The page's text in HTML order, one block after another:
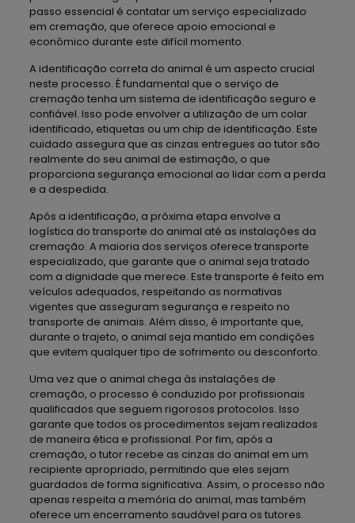
passo essencial é contatar um serviço especializado
em cremação, que oferece apoio emocional e
econômico durante este difícil momento.
A identificação correta do animal é um aspecto crucial
neste processo. É fundamental que o serviço de
cremação tenha um sistema de identificação seguro e
confiável. Isso pode envolver a utilização de um colar
identificado, etiquetas ou um chip de identificação. Este
cuidado assegura que as cinzas entregues ao tutor são
realmente do seu animal de estimação, o que
proporciona segurança emocional ao lidar com a perda
e a despedida.
Após a identificação, a próxima etapa envolve a
logística do transporte do animal até as instalações da
cremação. A maioria dos serviços oferece transporte
especializado, que garante que o animal seja tratado
com a dignidade que merece. Este transporte é feito em
veículos adequados, respeitando as normativas
vigentes que asseguram segurança e respeito no
transporte de animais. Além disso, é importante que,
durante o trajeto, o animal seja mantido em condições
que evitem qualquer tipo de sofrimento ou desconforto.
Uma vez que o animal chega às instalações de
cremação, o processo é conduzido por profissionais
qualificados que seguem rigorosos protocolos. Isso
garante que todos os procedimentos sejam realizados
de maneira ética e profissional. Por fim, após a
cremação, o tutor recebe as cinzas do animal em um
recipiente apropriado, permitindo que eles sejam
guardados de forma significativa. Assim, o processo não
apenas respeita a memória do animal, mas também
oferece um encerramento saudável para os tutores.